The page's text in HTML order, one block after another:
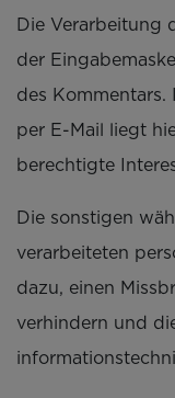
Die Verarbeitung
der
des Kommentars.
per E-Mail liegt
berechtigte
Die sonstigen
verarbeiteten
dazu, einen
verhindern und